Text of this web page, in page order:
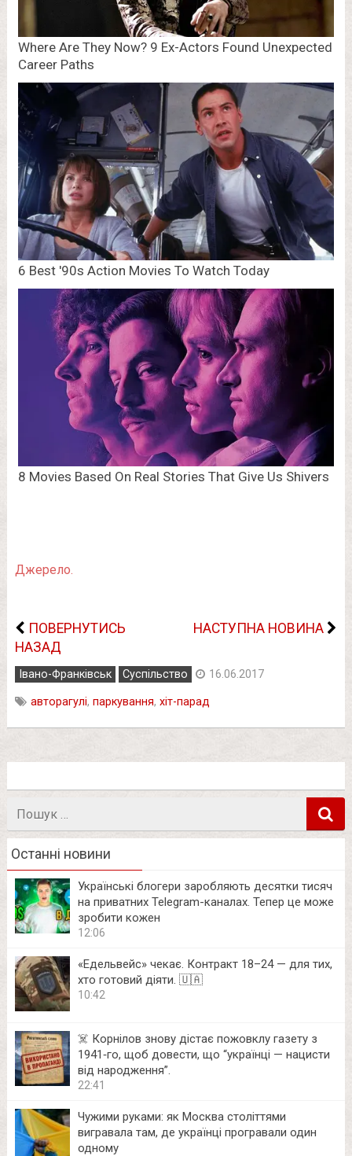
Джерело.
ПОВЕРНУТИСЬ
НАЗАД
НАСТУПНА НОВИНА
Івано-Франківськ Суспільство 16.06.2017
авторагулі, паркування, хіт-парад
Останні новини
Українські блогери заробляють десятки тисяч
на приватних Telegram-каналах. Тепер це може
зробити кожен
12:06
«Едельвейс» чекає. Контракт 18–24 — для тих,
хто готовий діяти. 🇺🇦
10:42
☠️ Корнілов знову дістає пожовклу газету з
1941‑го, щоб довести, що “українці — нацисти
від народження”.
22:41
Чужими руками: як Москва століттями
вигравала там, де українці програвали один
одному